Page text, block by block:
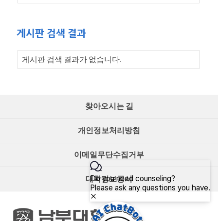
게시판 검색 결과
게시판 검색 결과가 없습니다.
찾아오시는 길
개인정보처리방침
이메일무단수집거부
대학정보공시